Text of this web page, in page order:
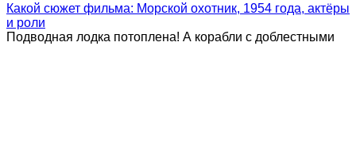
Какой сюжет фильма: Морской охотник, 1954 года, актёры
и роли
Подводная лодка потоплена! А корабли с доблестными